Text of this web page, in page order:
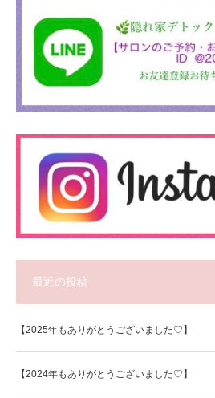
最近の投稿
【2025年もありがとうございました♡】
【2024年もありがとうございました♡】